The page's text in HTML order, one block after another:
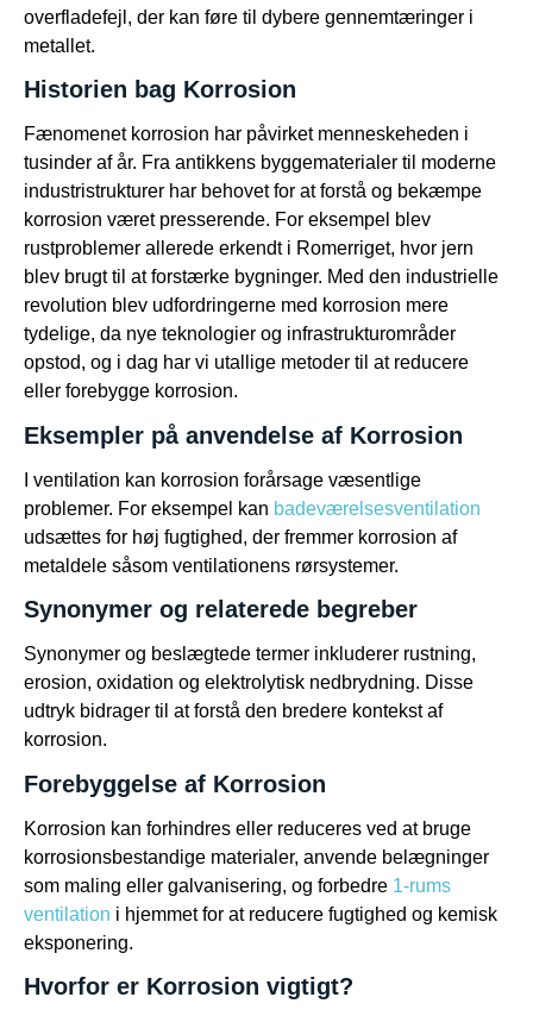
overfladefejl, der kan føre til dybere gennemtæringer i
metallet.
Historien bag Korrosion
Fænomenet korrosion har påvirket menneskeheden i
tusinder af år. Fra antikkens byggematerialer til moderne
industristrukturer har behovet for at forstå og bekæmpe
korrosion været presserende. For eksempel blev
rustproblemer allerede erkendt i Romerriget, hvor jern
blev brugt til at forstærke bygninger. Med den industrielle
revolution blev udfordringerne med korrosion mere
tydelige, da nye teknologier og infrastrukturområder
opstod, og i dag har vi utallige metoder til at reducere
eller forebygge korrosion.
Eksempler på anvendelse af Korrosion
I ventilation kan korrosion forårsage væsentlige
problemer. For eksempel kan badeværelsesventilation
udsættes for høj fugtighed, der fremmer korrosion af
metaldele såsom ventilationens rørsystemer.
Synonymer og relaterede begreber
Synonymer og beslægtede termer inkluderer rustning,
erosion, oxidation og elektrolytisk nedbrydning. Disse
udtryk bidrager til at forstå den bredere kontekst af
korrosion.
Forebyggelse af Korrosion
Korrosion kan forhindres eller reduceres ved at bruge
korrosionsbestandige materialer, anvende belægninger
som maling eller galvanisering, og forbedre 1-rums
ventilation i hjemmet for at reducere fugtighed og kemisk
eksponering.
Hvorfor er Korrosion vigtigt?